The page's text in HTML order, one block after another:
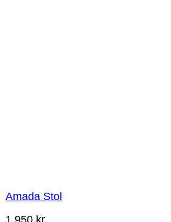
Amada Stol